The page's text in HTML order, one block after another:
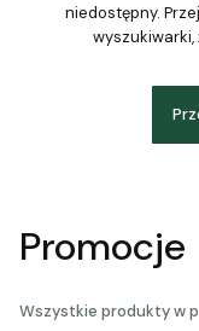
niedostępny.
wyszukiwarki,
Promocje
Wszystkie produkty w